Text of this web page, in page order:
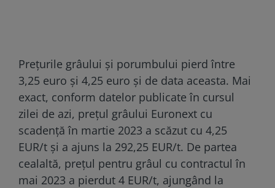
Prețurile grâului și porumbului pierd între
3,25 euro și 4,25 euro și de data aceasta. Mai
exact, conform datelor publicate în cursul
zilei de azi, prețul grâului Euronext cu
scadență în martie 2023 a scăzut cu 4,25
EUR/t și a ajuns la 292,25 EUR/t. De partea
cealaltă, prețul pentru grâul cu contractul în
mai 2023 a pierdut 4 EUR/t, ajungând la